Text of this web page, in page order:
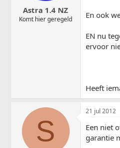
t
u
m
Astra 1.4 NZ
Komt hier geregeld En ook
EN nu
ervoor
Heeft
S
21 jul 2012
Een niet
garantie